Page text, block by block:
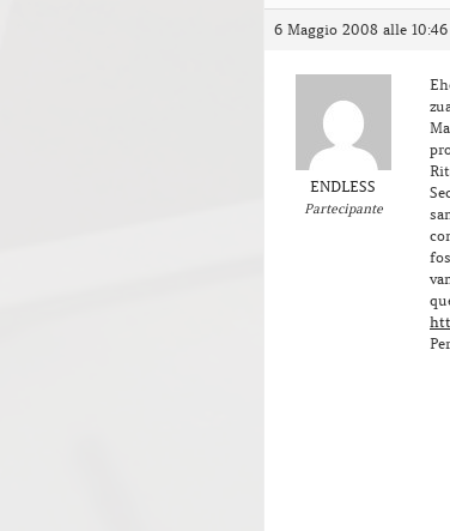
6 Maggio 2008 alle 10:46
ENDLESS
Partecipante